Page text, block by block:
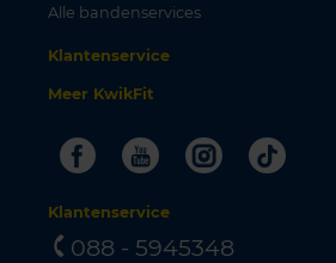
Alle bandenservices
Klantenservice
Meer KwikFit
FacebookYoutubeInstagram
Tiktok
Klantenservice
088 - 5945348